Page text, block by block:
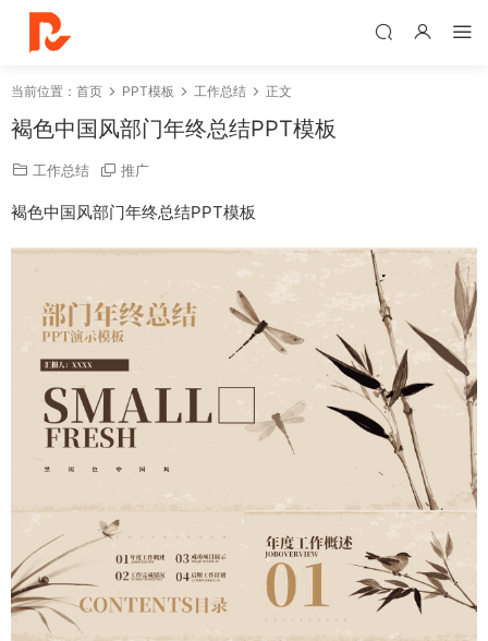
当前位置： 首页 PPT模板 工作总结 正文
褐色中国风部门年终总结PPT模板
工作总结 推广
褐色中国风部门年终总结PPT模板